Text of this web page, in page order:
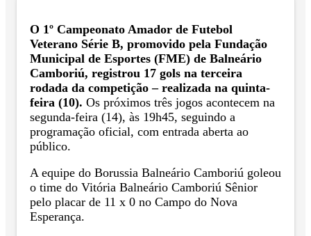
O 1º Campeonato Amador de Futebol
Veterano Série B, promovido pela Fundação
Municipal de Esportes (FME) de Balneário
Camboriú, registrou 17 gols na terceira
rodada da competição – realizada na quinta-
feira (10). Os próximos três jogos acontecem na
segunda-feira (14), às 19h45, seguindo a
programação oficial, com entrada aberta ao
público.
A equipe do Borussia Balneário Camboriú goleou
o time do Vitória Balneário Camboriú Sênior
pelo placar de 11 x 0 no Campo do Nova
Esperança.